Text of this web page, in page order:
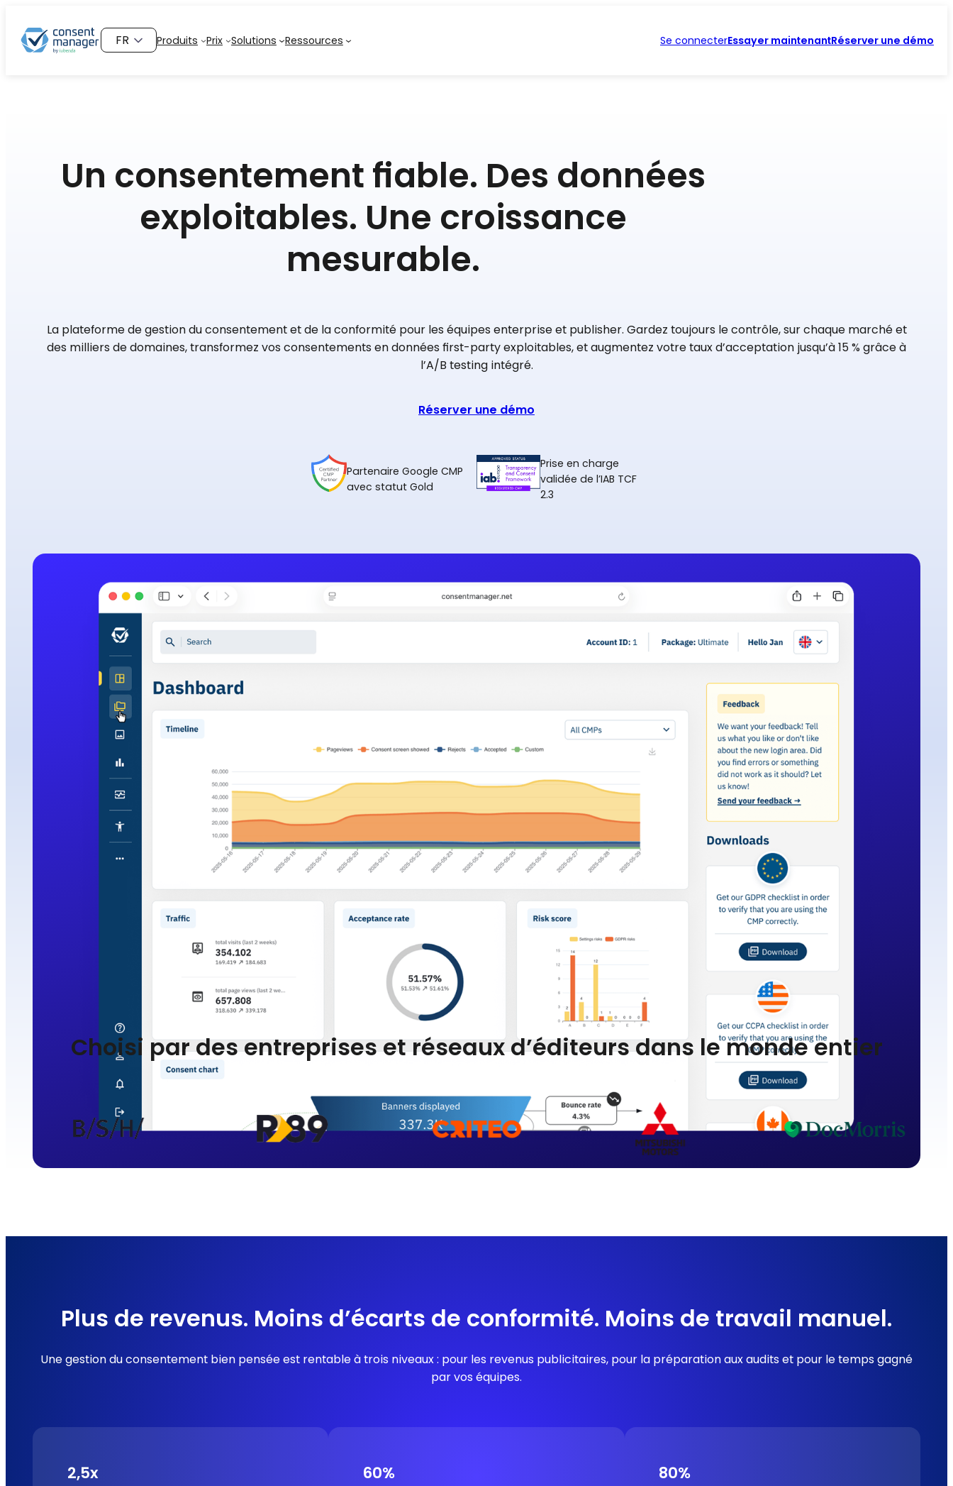
contenu
Choisir
une
Produits Prix Solutions Ressources Se connecterEssayer maintenantRéserver une démo
Un consentement fiable. Des données
exploitables. Une croissance
mesurable.
La plateforme de gestion du consentement et de la conformité pour les équipes enterprise et publisher. Gardez toujours le contrôle, sur chaque marché et
des milliers de domaines, transformez vos consentements en données first-party exploitables, et augmentez votre taux d’acceptation jusqu’à 15 % grâce à
l’A/B testing intégré.
Réserver une démo
Partenaire Google CMP
avec statut Gold
Prise en charge
validée de l’IAB TCF
2.3
Choisi par des entreprises et réseaux d’éditeurs dans le monde entier
Plus de revenus. Moins d’écarts de conformité. Moins de travail manuel.
Une gestion du consentement bien pensée est rentable à trois niveaux : pour les revenus publicitaires, pour la préparation aux audits et pour le temps gagné
par vos équipes.
2,5x 60% 80%